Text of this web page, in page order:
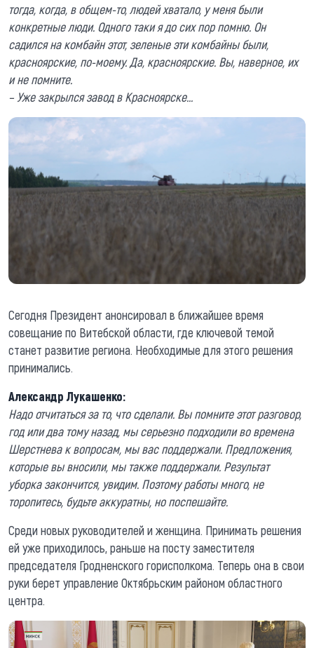
тогда, когда, в общем-то, людей хватало, у меня были
конкретные люди. Одного таки я до сих пор помню. Он
садился на комбайн этот, зеленые эти комбайны были,
красноярские, по-моему. Да, красноярские. Вы, наверное, их
и не помните.
– Уже закрылся завод в Красноярске…
Сегодня Президент анонсировал в ближайшее время
совещание по Витебской области, где ключевой темой
станет развитие региона. Необходимые для этого решения
принимались.
Александр Лукашенко:
Надо отчитаться за то, что сделали. Вы помните этот разговор,
год или два тому назад, мы серьезно подходили во времена
Шерстнева к вопросам, мы вас поддержали. Предложения,
которые вы вносили, мы также поддержали. Результат
уборка закончится, увидим. Поэтому работы много, не
торопитесь, будьте аккуратны, но поспешайте.
Среди новых руководителей и женщина. Принимать решения
ей уже приходилось, раньше на посту заместителя
председателя Гродненского горисполкома. Теперь она в свои
руки берет управление Октябрьским районом областного
центра.